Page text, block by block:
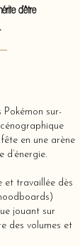
d'être
Pokémon sur-
en une arène
d’énergie.
et travaillée dès
jouant sur
des volumes et